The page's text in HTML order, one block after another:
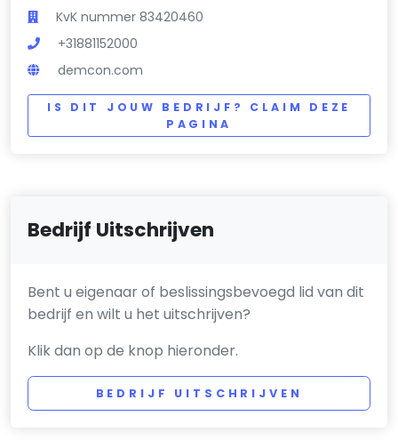
KvK nummer 83420460
+31881152000
demcon.com
IS DIT JOUW BEDRIJF? CLAIM DEZE
PAGINA
Bedrijf Uitschrijven
Bent u eigenaar of beslissingsbevoegd lid van dit
bedrijf en wilt u het uitschrijven?
Klik dan op de knop hieronder.
BEDRIJF UITSCHRIJVEN